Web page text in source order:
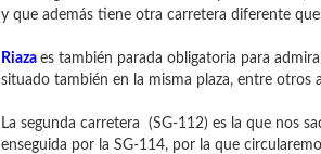
y que además tiene otra carretera diferente
Riaza es también parada obligatoria para
situado también en la misma plaza, entre otros
La segunda carretera (SG-112) es la que nos
enseguida por la SG-114, por la que